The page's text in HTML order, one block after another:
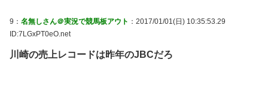
9： 名無しさん＠実況で競馬板アウト ：2017/01/01(日) 10:35:53.29
ID:7LGxPT0eO.net
川崎の売上レコードは昨年のJBCだろ